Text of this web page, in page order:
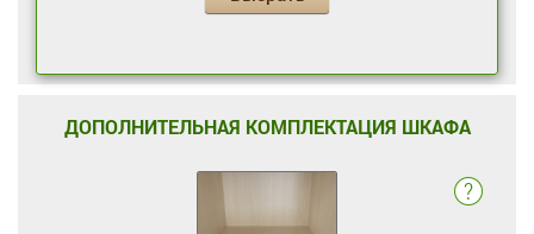
ДОПОЛНИТЕЛЬНАЯ КОМПЛЕКТАЦИЯ ШКАФА